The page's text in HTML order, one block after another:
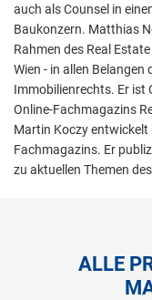
auch als Counsel in
Baukonzern. Matthias
Rahmen des Real
Wien - in allen Belangen
Immobilienrechts. Er ist
Online-Fachmagazins
Martin Koczy
Fachmagazins. Er
zu aktuellen Themen
ALLE